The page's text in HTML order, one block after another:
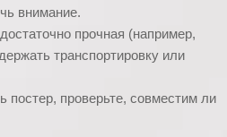
внимание.
прочная (например,
транспортировку или
постер, проверьте, совместим ли